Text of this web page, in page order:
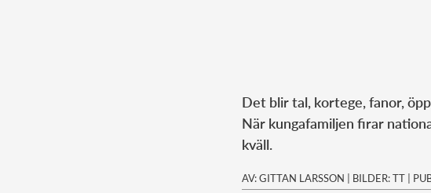
Det blir tal, kortege, fanor,
När kungafamiljen firar
kväll.
AV: GITTAN LARSSON | BILDER: TT |